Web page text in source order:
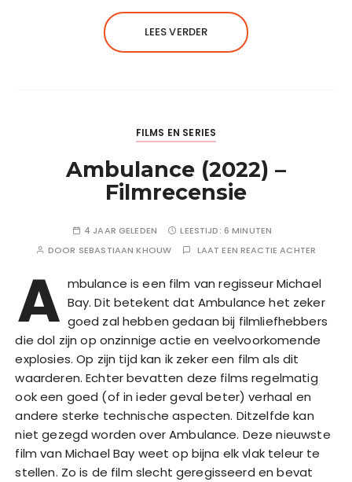
LEES VERDER
FILMS EN SERIES
Ambulance (2022) –
Filmrecensie
4 JAAR GELEDEN LEESTIJD: 6 MINUTEN
DOOR SEBASTIAAN KHOUW LAAT EEN REACTIE ACHTER
A mbulance is een film van regisseur Michael
Bay. Dit betekent dat Ambulance het zeker
goed zal hebben gedaan bij filmliefhebbers
die dol zijn op onzinnige actie en veelvoorkomende
explosies. Op zijn tijd kan ik zeker een film als dit
waarderen. Echter bevatten deze films regelmatig
ook een goed (of in ieder geval beter) verhaal en
andere sterke technische aspecten. Ditzelfde kan
niet gezegd worden over Ambulance. Deze nieuwste
film van Michael Bay weet op bijna elk vlak teleur te
stellen. Zo is de film slecht geregisseerd en bevat